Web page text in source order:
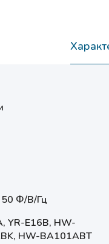
Ф/В/Гц
YR-E16B, HW-
HW-BA101ABT